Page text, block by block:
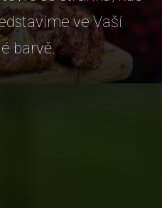
ve Vaší
barvě.